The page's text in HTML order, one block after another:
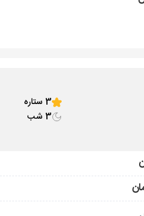
3 ستاره
3 شب